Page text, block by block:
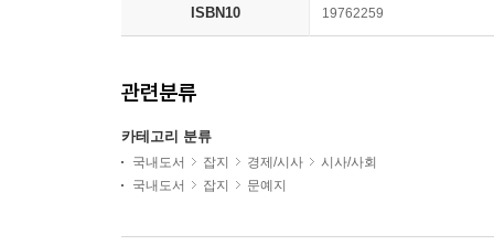
ISBN10 19762259
관련분류
카테고리 분류
국내도서 잡지 경제/시사
시사/사회
국내도서
잡지 문예지